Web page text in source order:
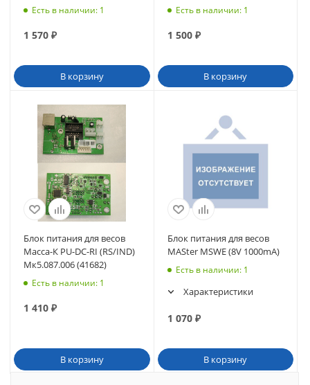
MF) с разъемом DB-9
Есть в наличии: 1
1 570 ₽
В корзину
Есть в наличии: 1
1 500₽
В корзину
Блок питания для весов
Масса-К PU-DC-RI (RS/IND)
Мк5.087.006 (41682)
Есть в наличии: 1
1 410 ₽
В корзину
Блок питания для весов
MASter MSWE (8V 1000mA)
Есть в наличии: 1
Характеристики
1 070₽
В корзину